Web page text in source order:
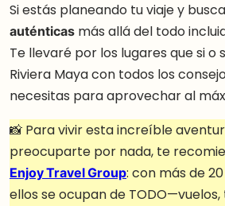
Si estás planeando tu viaje y
auténticas más allá del todo
Te llevaré por los lugares que si o
Riviera Maya con todos los
necesitas para aprovechar al
📸 Para vivir esta increíble
preocuparte por nada, te
Enjoy Travel Group: con más de
ellos se ocupan de